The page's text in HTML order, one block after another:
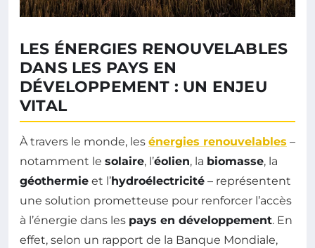
LES ÉNERGIES RENOUVELABLES
DANS LES PAYS EN
DÉVELOPPEMENT : UN ENJEU
VITAL
À travers le monde, les énergies renouvelables –
notamment le solaire, l’éolien, la biomasse, la
géothermie et l’hydroélectricité – représentent
une solution prometteuse pour renforcer l’accès
à l’énergie dans les pays en développement. En
effet, selon un rapport de la Banque Mondiale,